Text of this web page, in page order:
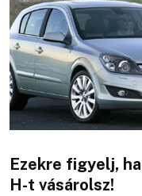
Ezekre figyelj,
H-t vásárolsz!